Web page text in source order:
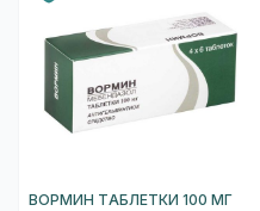
ВОРМИН ТАБЛЕТКИ 100 МГ